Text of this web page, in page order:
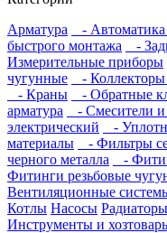
Арматура
- Автоматика
быстрого монтажа
-
Измерительные приборы
чугунные
- Коллекторы
- Краны
- Обратные
арматура
- Смесители
электрический
-
материалы
- Фильтры
черного металла
-
Фитинги резьбовые
Вентиляционные
Котлы Насосы
Инструменты и